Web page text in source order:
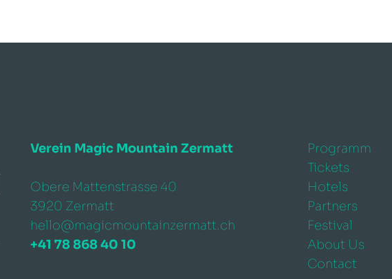
Verein Magic Mountain Zermatt
Obere Mattenstrasse 40
3920 Zermatt
hello@magicmountainzermatt.ch
+41 78 868 40 10
Programm
Tickets
Hotels
Partners
Festival
About Us
Contact